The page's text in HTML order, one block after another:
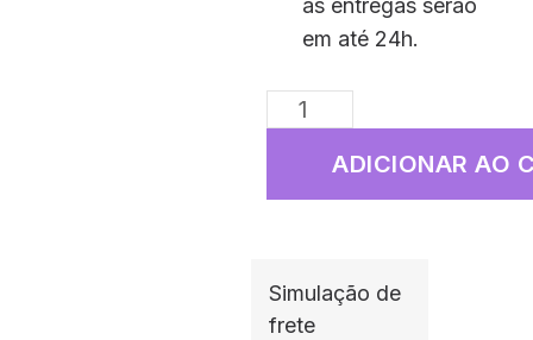
as entregas serão
em até 24h.
ADICIONAR AO
Simulação de
frete